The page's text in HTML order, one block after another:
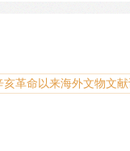
革命以来海外文物文献